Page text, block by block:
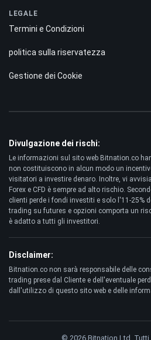
LEGALE
Termini e Condizioni
politica sulla riservatezza
Gestione dei Cookie
Divulgazione dei rischi:
Le informazioni sul sito web Bitnation.co
non costituiscono in alcun modo un
visitatori a investire denaro. Inoltre, vi
Forex e CFD è sempre ad alto rischio.
clienti perde i fondi investiti e solo l'11-25%
trading su futures e opzioni comporta un
è adatto a tutti gli investitori.
Disclaimer:
Bitnation.co non sarà responsabile delle
trading prese dal Cliente e dell'eventuale
dall'utilizzo di questo sito web e delle
© 2026 Bitnation Ltd. Tutti